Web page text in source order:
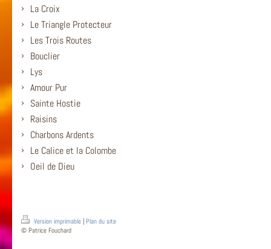
La Croix
Le Triangle Protecteur
Les Trois Routes
Bouclier
Lys
Amour Pur
Sainte Hostie
Raisins
Charbons Ardents
Le Calice et la Colombe
Oeil de Dieu
Version imprimable | Plan du site
© Patrice Fouchard